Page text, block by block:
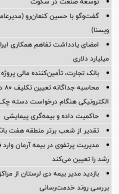
گفت‌وگو با حسین كنعان‌رو
ویسنا)
میلیارد دلاری
بانک تجارت، تأمین‌کننده مالی پروژه بازسازی
الکترونیکی هنگام درخواست دسته
حاکمیت داده و بیمه‌گری پیمایشی
تقدیر از شعب برتر منطقه هفت
مدیریت پرتفوی در بیمه آرمان
رشد را تعیین می‌کند
بازدید مدیر بیمه دی لرستان از
بررسی روند خدمت‌رسانی